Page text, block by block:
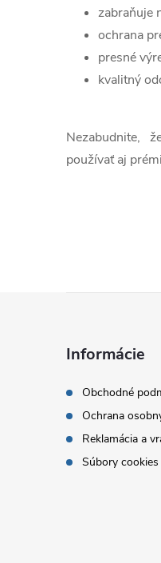
zabraňuje
ochrana
presné
kvalitný
Nezabudnite,
používať aj
Informácie
Obchodné
Ochrana
Reklamácia a
Súbory cookies